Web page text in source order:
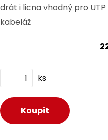
drát i licna vhodný pro UTP
kabeláž
ks